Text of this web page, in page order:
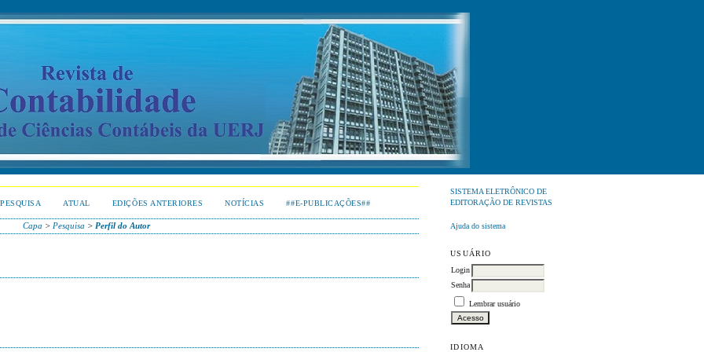
SISTEMA ELETRÔNICO DE
EDITORAÇÃO DE REVISTAS
Ajuda do sistema
USUÁRIO
Login
Senha
Lembrar usuário
IDIOMA
PESQUISA ATUAL EDIÇÕES ANTERIORES NOTÍCIAS ##E-PUBLICAÇÕES##
Capa > Pesquisa > Perfil do Autor